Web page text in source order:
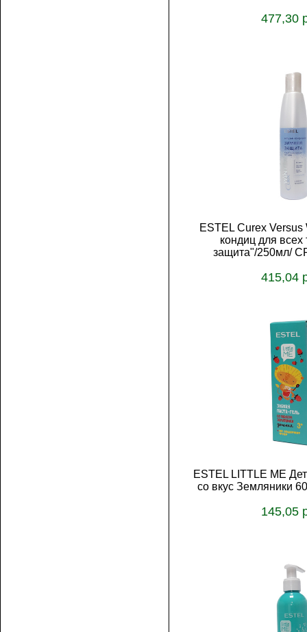
477,30
ESTEL Curex
кондиц для всех
защита"/250мл/
415,04
В
ESTEL LITTLE ME
со вкус Земляники
145,05